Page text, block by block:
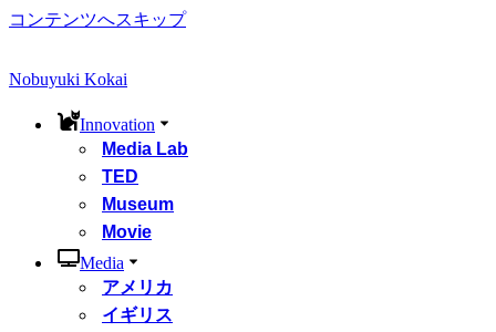
コンテンツへスキップ
Nobuyuki Kokai
Innovation
Media Lab
TED
Museum
Movie
Media
アメリカ
イギリス